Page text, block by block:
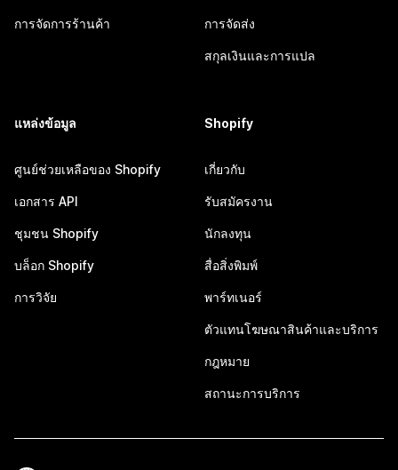
การจัดการร้านค้า การจัดส่ง
สกุลเงินและการแปล
แหล่งข้อมูล
ศูนย์ช่วยเหลือของ Shopify
เอกสาร API
ชุมชน Shopify
บล็อก Shopify
การวิจัย
Shopify
เกี่ยวกับ
รับสมัครงาน
นักลงทุน
สื่อสิ่งพิมพ์
พาร์ทเนอร์
ตัวแทนโฆษณาสินค้าและบริการ
กฎหมาย
สถานะการบริการ